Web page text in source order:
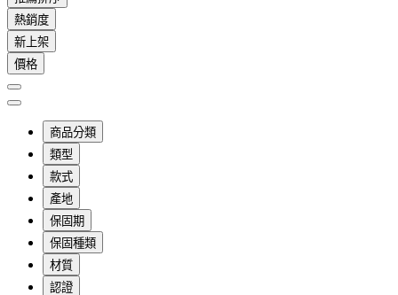
熱銷度
新上架
價格
商品分類
類型
款式
產地
保固期
保固種類
材質
認證